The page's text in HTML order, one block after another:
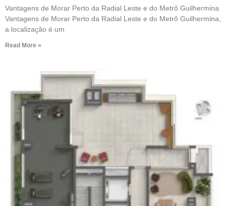
Vantagens de Morar Perto da Radial Leste e do Metrô Guilhermina
Vantagens de Morar Perto da Radial Leste e do Metrô Guilhermina,
a localização é um
Read More »